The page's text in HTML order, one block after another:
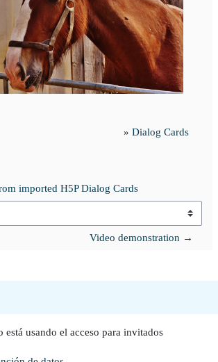
» Dialog Cards
imported H5P Dialog Cards
Video demonstration →
está usando el acceso para invitados